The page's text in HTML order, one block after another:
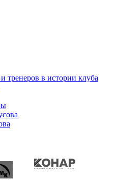
тренеров в истории клуба